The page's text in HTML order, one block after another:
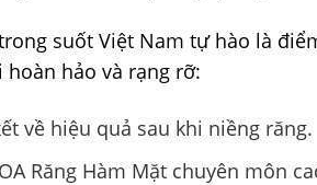
suốt Việt Nam tự hào là
hảo và rạng rỡ:
về hiệu quả sau khi niềng răng.
Răng Hàm Mặt chuyên môn